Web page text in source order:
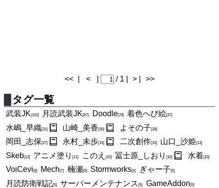
<< < / 1 | > | >>
タグ一覧
武装JK[103] 月読武装JK[87] Doodle[79] 着色へび絵[37]
水嶋_早織[31] 山崎_美香[30] よその子[28]
岡田_志保[27] 永村_未歩[16] 二次創作[15] 山口_沙姫[13]
Skeb[12] アニメ塗り[11] このえ [10] 冨士原_しおり[10] 水着[10]
VoiCevi [8] Mech[7] 楠瀬[6] Stormworks[5] ぎゃー子 [5]
月読防衛戦記[5] サーバーメンテナンス[5] GameAddon[5]